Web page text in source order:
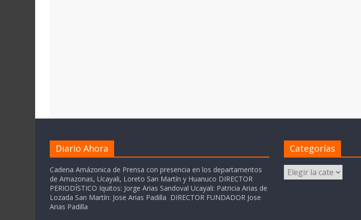
Diario Ahora
Cadena Amázonica de Prensa con presencia en los departamentos
de Amazonas, Ucayali, Loreto San Martín y Huanuco DIRECTOR
PERIODÍSTICO Iquitos: Jorge Arias Sandoval Ucayali: Patricia Arias de
Lozada San Martín: Jose Arias Padilla DIRECTOR FUNDADOR Jose
Arias Padilla
Categorías
Categorías